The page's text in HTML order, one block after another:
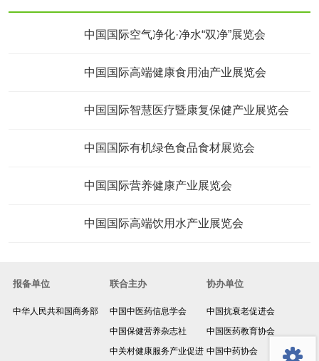
中国国际空气净化·净水“双净”展览会
中国国际高端健康食用油产业展览会
中国国际智慧医疗暨康复保健产业展览会
中国国际有机绿色食品食材展览会
中国国际营养健康产业展览会
中国国际高端饮用水产业展览会
报备单位
中华人民共和国商务部
联合主办
中国中医药信息学会
中国保健营养杂志社
中关村健康服务产业促进
协办单位
中国抗衰老促进会
中国医药教育协会
中国中药协会